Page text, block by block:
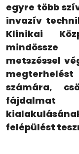
egyre több
invazív
Klinikai
metszéssel
számára,
fájdalmat
felépülést